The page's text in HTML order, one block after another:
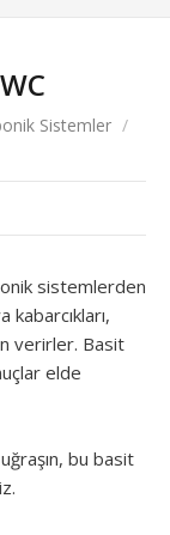
Sistemler /
sistemlerden
verirler. Basit
elde
bu basit